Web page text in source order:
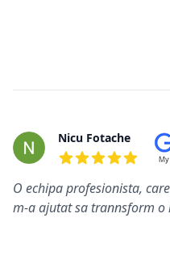
Nicu Fotache
O echipa profesionista,
m-a ajutat sa trannsform o